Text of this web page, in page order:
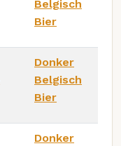
Belgisch
Bier
Donker
Belgisch
Bier
Donker